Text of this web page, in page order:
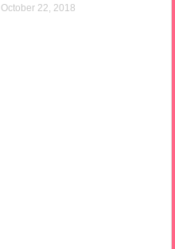
October 22, 2018